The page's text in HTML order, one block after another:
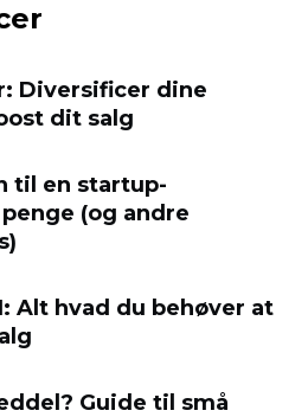
Diversificer dine
dit salg
til en startup-
(og andre
Alt hvad du behøver at
Guide til små